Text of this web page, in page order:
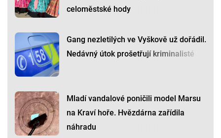
celoměstské hody
Gang nezletilých ve Vyškově už dořádil.
Nedávný útok prošetřují kriminalisté
Mladí vandalové poničili model Marsu
na Kraví hoře. Hvězdárna zařídila
náhradu